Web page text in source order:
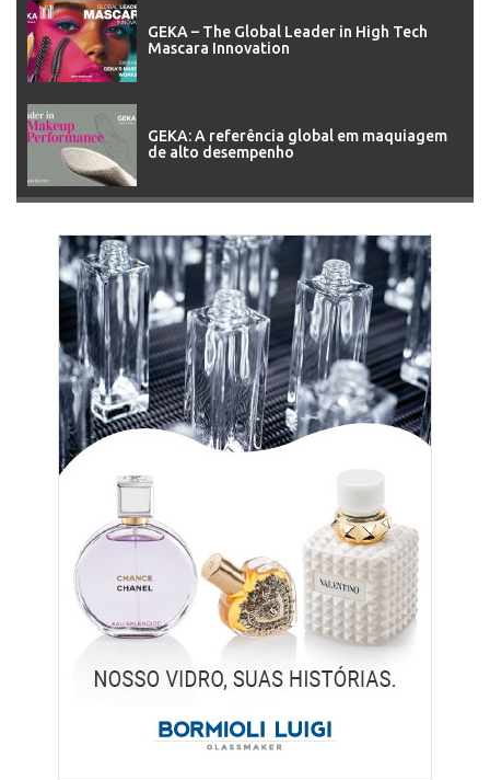
GEKA – The Global Leader in High Tech
Mascara Innovation
GEKA: A referência global em maquiagem
de alto desempenho